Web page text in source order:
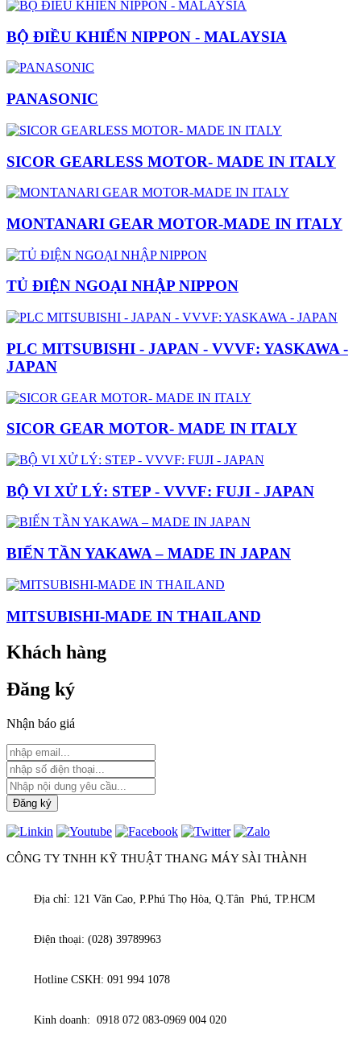
BỘ ĐIỀU KHIỂN NIPPON - MALAYSIA
PANASONIC
SICOR GEARLESS MOTOR- MADE IN ITALY
MONTANARI GEAR MOTOR-MADE IN ITALY
TỦ ĐIỆN NGOẠI NHẬP NIPPON
PLC MITSUBISHI - JAPAN - VVVF: YASKAWA -
JAPAN
SICOR GEAR MOTOR- MADE IN ITALY
BỘ VI XỬ LÝ: STEP - VVVF: FUJI - JAPAN
BIẾN TẦN YAKAWA – MADE IN JAPAN
MITSUBISHI-MADE IN THAILAND
Khách hàng
Đăng ký
Nhận báo giá
CÔNG TY TNHH KỸ THUẬT THANG MÁY SÀI THÀNH
Địa chỉ: 121 Văn Cao, P.Phú Thọ Hòa, Q.Tân Phú, TP.HCM
Điện thoại: (028) 39789963
Hotline CSKH: 091 994 1078
Kinh doanh: 0918 072 083-0969 004 020